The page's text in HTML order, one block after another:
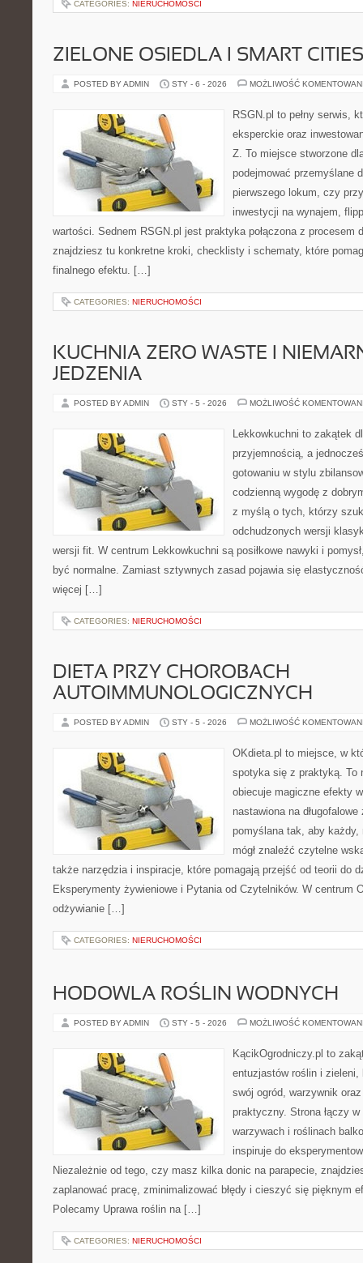
CATEGORIES: NIERUCHOMOŚCI
ZIELONE OSIEDLA I SMART CITIES
POSTED BY ADMIN STY - 6 - 2026 MOŻLIWOŚĆ
RSGN.pl to pełny serwis,
eksperckie oraz
Z. To miejsce stworzone
podejmować przemyślane
pierwszego lokum, czy
inwestycji na wynajem,
wartości. Sednem RSGN.pl jest praktyka połączona z procesem
znajdziesz tu konkretne kroki, checklisty i schematy, które
finalnego efektu. […]
CATEGORIES: NIERUCHOMOŚCI
KUCHNIA ZERO WASTE I
JEDZENIA
POSTED BY ADMIN STY - 5 - 2026 MOŻLIWOŚĆ
Lekkowkuchni to zakątek
przyjemnością, a
gotowaniu w stylu
codzienną wygodę z
z myślą o tych, którzy
odchudzonych wersji
wersji fit. W centrum Lekkowkuchni są posiłkowe nawyki i
być normalne. Zamiast sztywnych zasad pojawia się
więcej […]
CATEGORIES: NIERUCHOMOŚCI
DIETA PRZY CHOROBACH
AUTOIMMUNOLOGICZNYCH
POSTED BY ADMIN STY - 5 - 2026 MOŻLIWOŚĆ
OKdieta.pl to miejsce, w
spotyka się z praktyką. To
obiecuje magiczne efekty
nastawiona na
pomyślana tak, aby
mógł znaleźć czytelne
także narzędzia i inspiracje, które pomagają przejść od teorii do
Eksperymenty żywieniowe i Pytania od Czytelników. W centrum
odżywianie […]
CATEGORIES: NIERUCHOMOŚCI
HODOWLA ROŚLIN WODNYCH
POSTED BY ADMIN STY - 5 - 2026 MOŻLIWOŚĆ
KącikOgrodniczy.pl to
entuzjastów roślin i
swój ogród, warzywnik
praktyczny. Strona łączy
warzywach i roślinach
inspiruje do
Niezależnie od tego, czy masz kilka donic na parapecie,
zaplanować pracę, zminimalizować błędy i cieszyć się pięknym
Polecamy Uprawa roślin na […]
CATEGORIES: NIERUCHOMOŚCI